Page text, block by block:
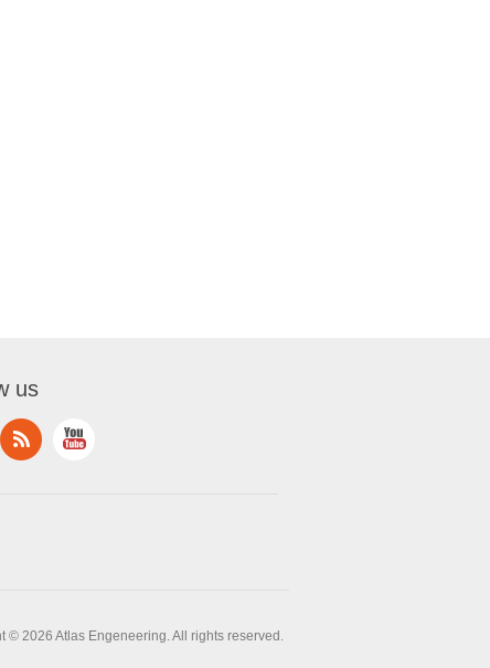
us
© 2026 Atlas Engeneering. All rights reserved.